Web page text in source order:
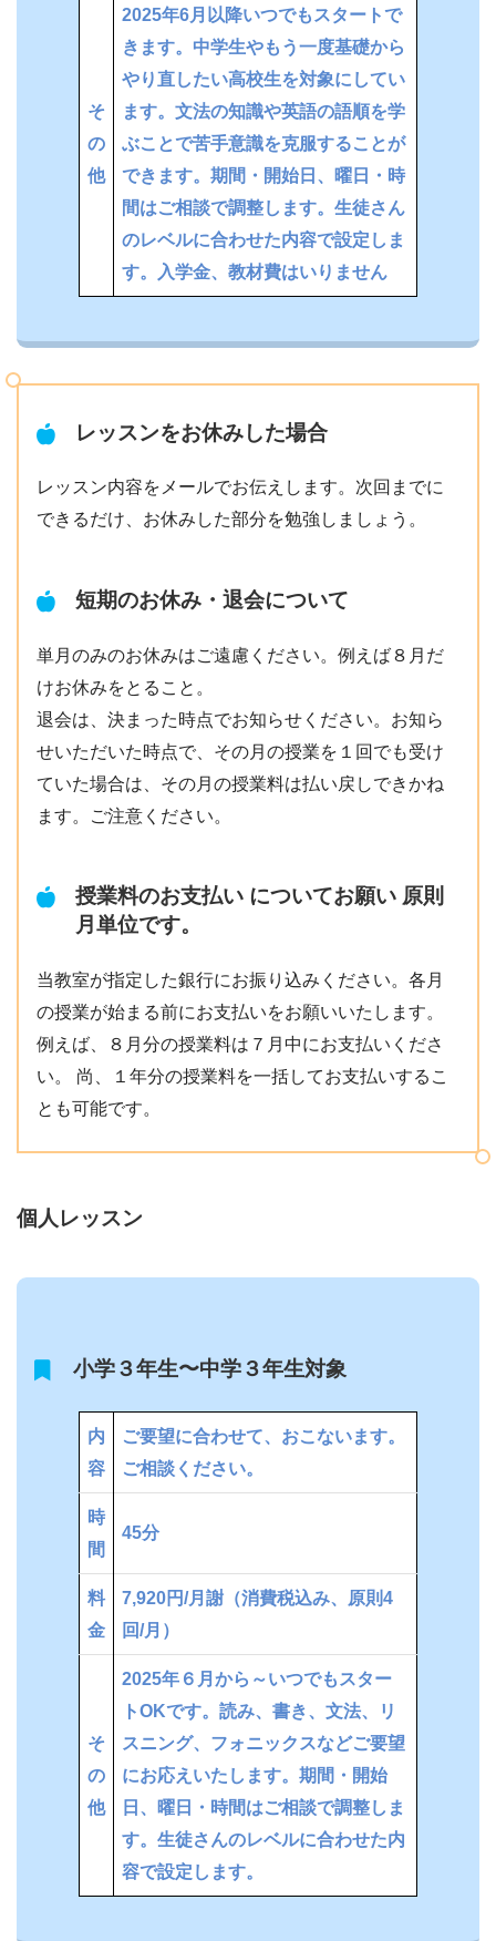
そ
の
他
2025年6月以降いつでもスタートで
きます。中学生やもう一度基礎から
やり直したい高校生を対象にしてい
ます。文法の知識や英語の語順を学
ぶことで苦手意識を克服することが
できます。期間・開始日、曜日・時
間はご相談で調整します。生徒さん
のレベルに合わせた内容で設定しま
す。入学金、教材費はいりません
レッスンをお休みした場合
レッスン内容をメールでお伝えします。次回までに
できるだけ、お休みした部分を勉強しましょう。
短期のお休み・退会について
単月のみのお休みはご遠慮ください。例えば８月だ
けお休みをとること。
退会は、決まった時点でお知らせください。お知ら
せいただいた時点で、その月の授業を１回でも受け
ていた場合は、その月の授業料は払い戻しできかね
ます。ご注意ください。
授業料のお支払い についてお願い 原則
月単位です。
当教室が指定した銀行にお振り込みください。各月
の授業が始まる前にお支払いをお願いいたします。
例えば、８月分の授業料は７月中にお支払いくださ
い。 尚、１年分の授業料を一括してお支払いするこ
とも可能です。
個人レッスン
小学３年生〜中学３年生対象
内
容
ご要望に合わせて、おこないます。
ご相談ください。
時
間
45分
料
金
7,920円/月謝（消費税込み、原則4
回/月）
そ
の
他
2025年６月から～いつでもスター
トOKです。読み、書き、文法、リ
スニング、フォニックスなどご要望
にお応えいたします。期間・開始
日、曜日・時間はご相談で調整しま
す。生徒さんのレベルに合わせた内
容で設定します。